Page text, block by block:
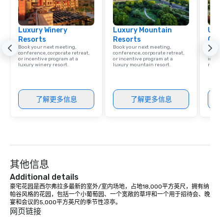
Luxury Winery
Resorts
Book your next meeting,
conference, corporate retreat,
or incentive program at a
luxury winery resort.
了解更多信息
Luxury Mountain
Resorts
Book your next meeting,
conference, corporate retreat,
or incentive program at a
luxury mountain resort.
了解更多信息
Find
其他信息
Additional details
豪宅花园是西尔弗拉多最新的室外/室内场地，占地18,000平方英尺，拥有纳
帕谷风格的花园，包括一个小葡萄园、一个宽敞的草坪和一个用于招待会、晚
宴和会议的5,000平方英尺的季节性凉亭。
网页链接